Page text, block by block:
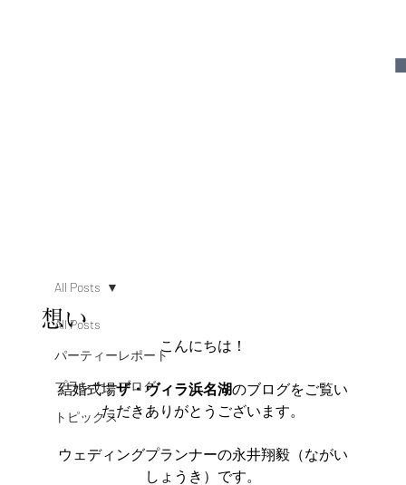
All Posts
パーティーレポート
プランナーブログ
トピックス
All Posts
想い
こんにちは！
結婚式場ザ・ヴィラ浜名湖のブログをご覧い
ただきありがとうございます。
ウェディングプランナーの永井翔毅（ながい
しょうき）です。